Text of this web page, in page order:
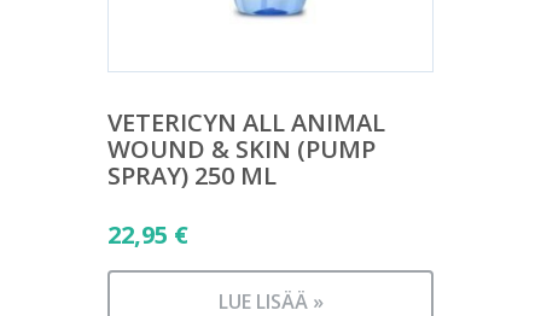
VETERICYN ALL ANIMAL
WOUND & SKIN (PUMP
SPRAY) 250 ML
22,95 €
LUE LISÄÄ »